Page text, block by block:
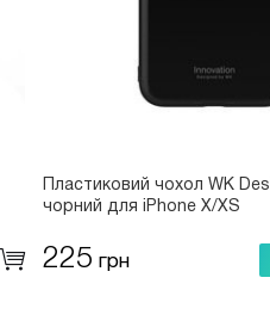
Пластиковий чохол WK
чорний для iPhone X/XS
225 грн